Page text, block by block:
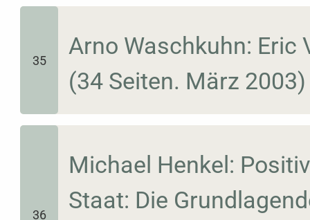
35
Arno Waschkuhn: Eric
(34 Seiten. März 2003)
36
Michael Henkel:
Staat: Die